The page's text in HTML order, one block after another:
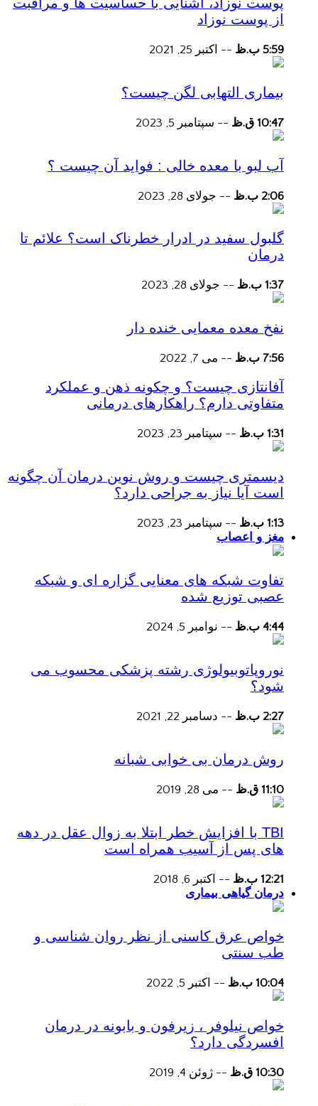
از پوست نوزاد
5:59 ب.ظ -- اکتبر 25, 2021
بیماری التهابی لگن چیست؟
10:47 ق.ظ -- سپتامبر 5, 2023
آب لبو با معده خالی : فواید آن چیست ؟
2:06 ب.ظ -- جولای 28, 2023
گلبول سفید در ادرار خطرناک است؟ علائم تا
درمان
1:37 ب.ظ -- جولای 28, 2023
نفخ معده معمایی خنده دار
7:56 ب.ظ -- می 7, 2022
آفانتازی چیست؟ و چکونه ذهن و عملکرد
متفاوتی دارم؟ راهکارهای درمانی
1:31 ب.ظ -- سپتامبر 23, 2023
دیسمتری چیست و روش نوین درمان آن چگونه
است آیا نیاز به جراحی دارد؟
1:13 ب.ظ -- سپتامبر 23, 2023
مغز و اعصاب
تفاوت شبکه های معنایی گزاره ای و شبکه
عصبی توزیع شده
4:44 ب.ظ -- نوامبر 5, 2024
نوروپاتوبیولوژی رشته پزشکی محسوب می
شود؟
2:27 ب.ظ -- دسامبر 22, 2021
روش درمان بی خوابی شبانه
11:10 ق.ظ -- می 28, 2019
TBI با افزایش خطر ابتلا به زوال عقل در دهه
های پس از آسیب همراه است
12:21 ب.ظ -- اکتبر 6, 2018
درمان گیاهی بیماری
خواص عرق کاسنی از نظر روان شناسی و
طب سنتی
10:04 ب.ظ -- اکتبر 5, 2022
خواص نیلوفر ، زیرفون و بابونه در درمان
افسردگی دارد؟
10:30 ق.ظ -- ژوئن 4, 2019